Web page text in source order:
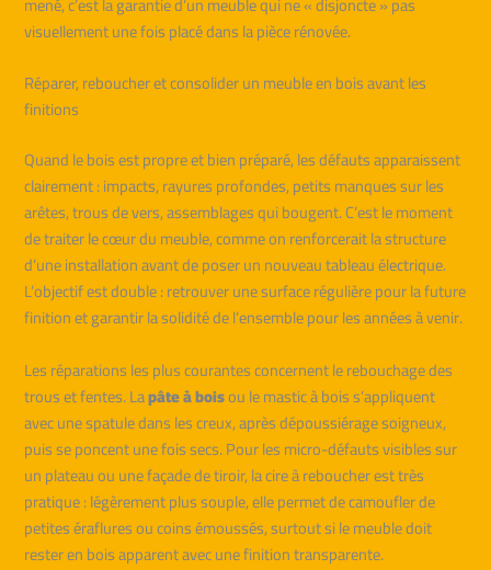
visuellement une fois placé dans la pièce rénovée.
Réparer, reboucher et consolider un meuble en bois avant les
finitions
Quand le bois est propre et bien préparé, les défauts apparaissent
clairement : impacts, rayures profondes, petits manques sur les
arêtes, trous de vers, assemblages qui bougent. C’est le moment
de traiter le cœur du meuble, comme on renforcerait la structure
d’une installation avant de poser un nouveau tableau électrique.
L’objectif est double : retrouver une surface régulière pour la future
finition et garantir la solidité de l’ensemble pour les années à venir.
Les réparations les plus courantes concernent le rebouchage des
trous et fentes. Lapâte à boisou le mastic à bois s’appliquent
avec une spatule dans les creux, après dépoussiérage soigneux,
puis se poncent une fois secs. Pour les micro-défauts visibles sur
un plateau ou une façade de tiroir, la cire à reboucher est très
pratique : légèrement plus souple, elle permet de camoufler de
petites éraflures ou coins émoussés, surtout si le meuble doit
rester en bois apparent avec une finition transparente.